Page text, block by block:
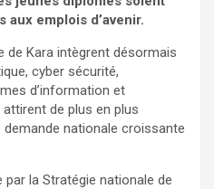
aux emplois d’avenir.
de Kara intègrent désormais
cyber sécurité,
d’information et
de plus en plus
demande nationale croissante
la Stratégie nationale de